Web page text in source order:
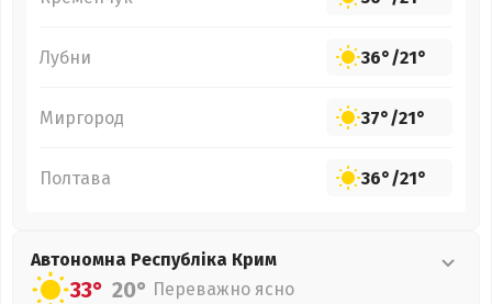
Лубни 36°/21°
Миргород 37°/21°
Полтава 36°/21°
Автономна Республіка Крим
33° 20° Переважно ясно